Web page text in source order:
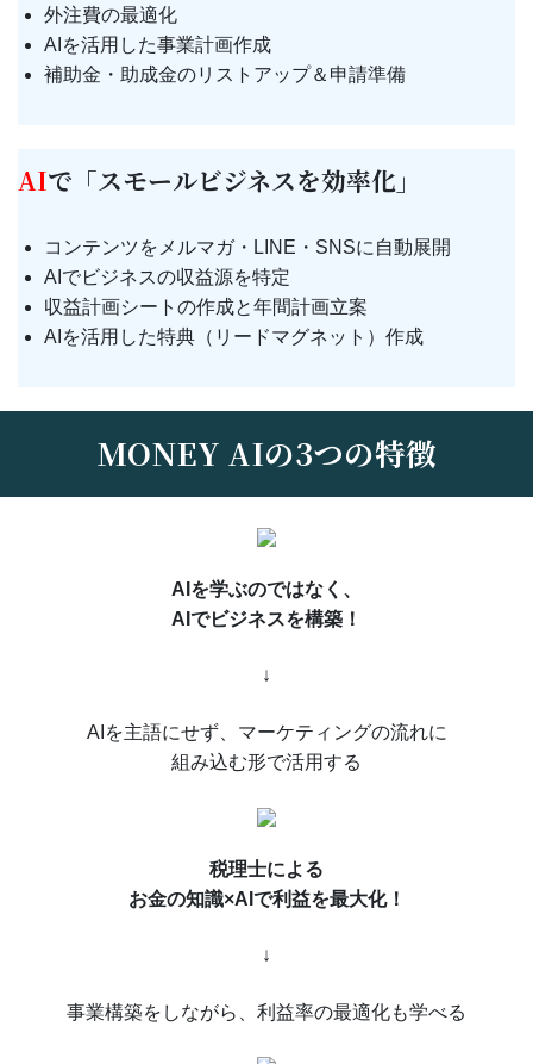
外注費の最適化
AIを活用した事業計画作成
補助金・助成金のリストアップ＆申請準備
AIで「スモールビジネスを効率化」
コンテンツをメルマガ・LINE・SNSに自動展開
AIでビジネスの収益源を特定
収益計画シートの作成と年間計画立案
AIを活用した特典（リードマグネット）作成
MONEY AIの3つの特徴
AIを学ぶのではなく、
AIでビジネスを構築！
↓
AIを主語にせず、マーケティングの流れに
組み込む形で活用する
税理士による
お金の知識×AIで利益を最大化！
↓
事業構築をしながら、利益率の最適化も学べる